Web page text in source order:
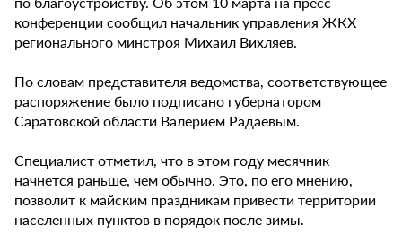
конференции сообщил начальник управления ЖКХ
регионального минстроя Михаил Вихляев.
По словам представителя ведомства, соответствующее
распоряжение было подписано губернатором
Саратовской области Валерием Радаевым.
Специалист отметил, что в этом году месячник
начнется раньше, чем обычно. Это, по его мнению,
позволит к майским праздникам привести территории
населенных пунктов в порядок после зимы.